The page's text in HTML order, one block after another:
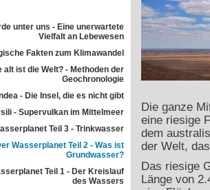
unter uns - Eine unerwartete
Vielfalt an Lebewesen
Fakten zum Klimawandel
alt ist die Welt? - Methoden der
Geochronologie
- Die Insel, die es nicht gibt
- Supervulkan im Mittelmeer
Teil 3 - Trinkwasser
Wasserplanet Teil 2 - Was ist
Grundwasser?
Teil 1 - Der Kreislauf
des Wassers
Die ganze
eine riesige
dem
der Welt,
Das riesige
Länge von